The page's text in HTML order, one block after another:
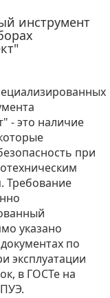
инструмент
- это наличие
при
Требование
указано
по
эксплуатации
в ГОСТе на